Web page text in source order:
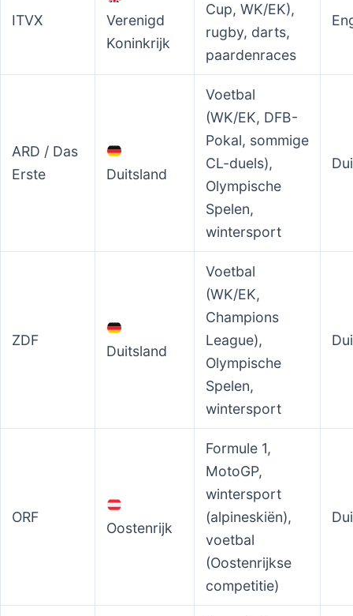
ITVX
Verenigd
Koninkrijk
Cup, WK/EK),
rugby, darts,
paardenraces
ARD / Das
Erste
Duitsland
Voetbal
(WK/EK, DFB-
Pokal, sommige
CL-duels),
Olympische
Spelen,
wintersport
ZDF
Duitsland
Voetbal
(WK/EK,
Champions
League),
Olympische
Spelen,
wintersport
ORF
Oostenrijk
Formule 1,
MotoGP,
wintersport
(alpineskiën),
voetbal
(Oostenrijkse
competitie)